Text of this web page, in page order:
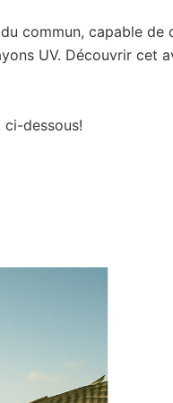
commun, capable de
UV. Découvrir cet
ci-dessous!